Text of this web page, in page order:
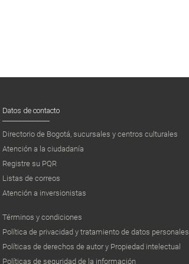
Datos de contacto
Directorio de Bogotá, sucursales y centros culturales
Atención a la ciudadanía
Registre su PQR
Listas de correos
Atención a inversionistas
Términos y condiciones
Política de privacidad y tratamiento de datos personales
Políticas de derechos de autor y Propiedad intelectual
Políticas de seguridad de la información